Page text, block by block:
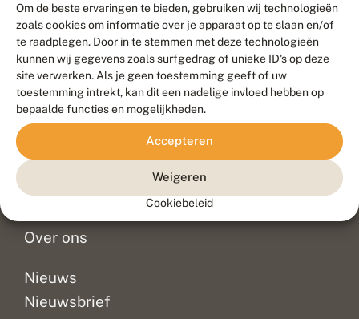
Om de beste ervaringen te bieden, gebruiken wij technologieën
zoals cookies om informatie over je apparaat op te slaan en/of
te raadplegen. Door in te stemmen met deze technologieën
kunnen wij gegevens zoals surfgedrag of unieke ID's op deze
site verwerken. Als je geen toestemming geeft of uw
toestemming intrekt, kan dit een nadelige invloed hebben op
bepaalde functies en mogelijkheden.
Accepteren
Weigeren
Cookiebeleid
Contact
Veelgestelde vragen
Doneer
Over ons
Nieuws
Nieuwsbrief
Meld waarnemingen© 2026 Vlinderstichting
Duurzaam ontwikkeld door
Go2People
, ontworpen door
Blue Field Agency
Privacy
Disclaimer
Sitemap